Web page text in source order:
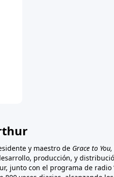
y maestro de Grace to You,
producción, y
junto con el programa de radio